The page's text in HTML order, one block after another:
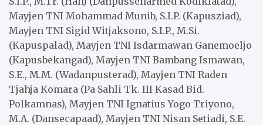
Mayjen TNI Mohammad Munib, S.I.P. (Kapusziad),
Mayjen TNI Sigid Witjaksono, S.I.P., M.Si.
(Kapuspalad), Mayjen TNI Isdarmawan Ganemoeljo
(Kapusbekangad), Mayjen TNI Bambang Ismawan,
S.E., M.M. (Wadanpusterad), Mayjen TNI Raden
Tjahja Komara (Pa Sahli Tk. III Kasad Bid.
Polkamnas), Mayjen TNI Ignatius Yogo Triyono,
M.A. (Dansecapaad), Mayjen TNI Nisan Setiadi, S.E.